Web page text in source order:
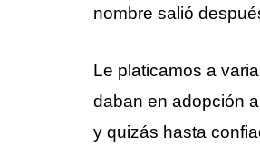
nombre salió
Le platicamos a
daban en adopción
y quizás hasta